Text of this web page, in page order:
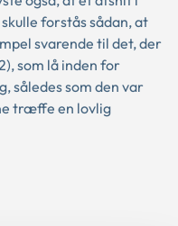
forstås sådan, at
svarende til det, der
som lå inden for
således som den var
træffe en lovlig